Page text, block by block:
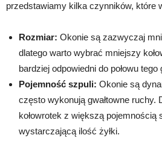
przedstawiamy kilka czynników, które
Rozmiar: Okonie są zazwyczaj
dlatego warto wybrać mniejszy
bardziej odpowiedni do połowu tego
Pojemność szpuli: Okonie są
często wykonują gwałtowne ruchy.
kołowrotek z większą pojemnością
wystarczającą ilość żyłki.